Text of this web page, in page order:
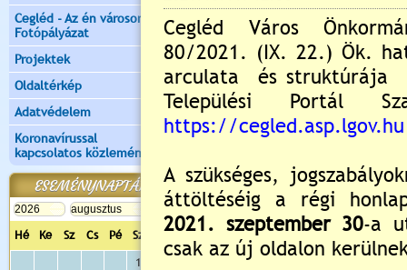
Cegléd - Az én városom -
Fotópályázat
Projektek
Oldaltérkép
Adatvédelem
Koronavírussal
kapcsolatos közlemények
ESEMÉNYNAPTÁR
Hé Ke Sz Cs Pé Sz
Va
1